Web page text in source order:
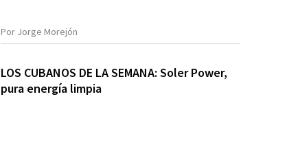
Por Jorge Morejón
LOS CUBANOS DE LA SEMANA: Soler Power,
pura energía limpia